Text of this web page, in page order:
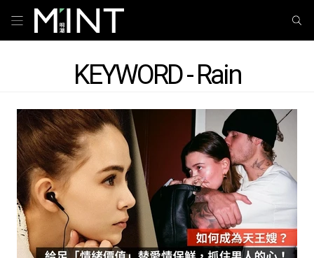
KEYWORD - Rain